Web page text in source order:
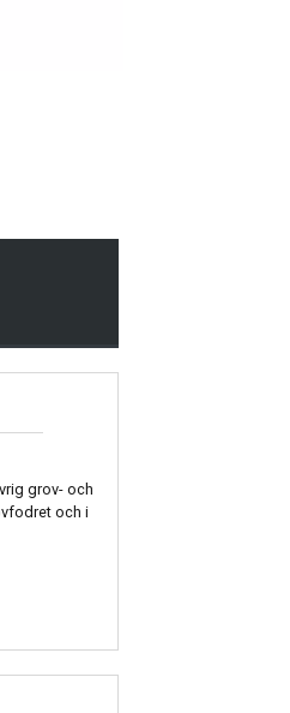
grov- och
och i